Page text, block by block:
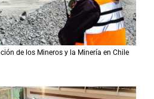
de los Mineros y la Minería en Chile